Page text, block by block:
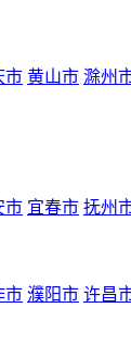
市 黄山市 滁州
市 宜春市 抚州
市 濮阳市 许昌